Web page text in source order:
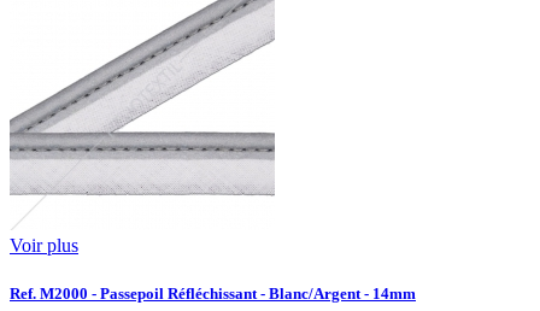
Voir plus
Ref. M2000 - Passepoil Réfléchissant - Blanc/Argent - 14mm